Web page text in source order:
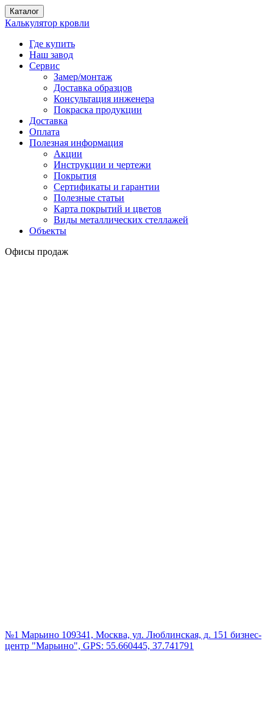
Каталог
Калькулятор кровли
Где купить
Наш завод
Сервис
Замер/монтаж
Доставка образцов
Консультация инженера
Покраска продукции
Доставка
Оплата
Полезная информация
Акции
Инструкции и чертежи
Покрытия
Сертификаты и гарантии
Полезные статьи
Карта покрытий и цветов
Виды металлических стеллажей
Объекты
Офисы продаж
№1 Марьино 109341, Москва, ул. Люблинская, д. 151 бизнес-
центр "Марьино", GPS: 55.660445, 37.741791